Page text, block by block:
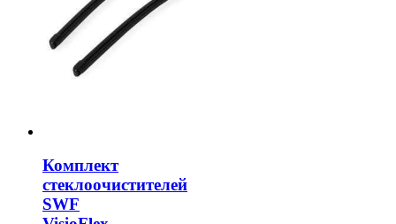
Комплект
стеклоочистителей
SWF